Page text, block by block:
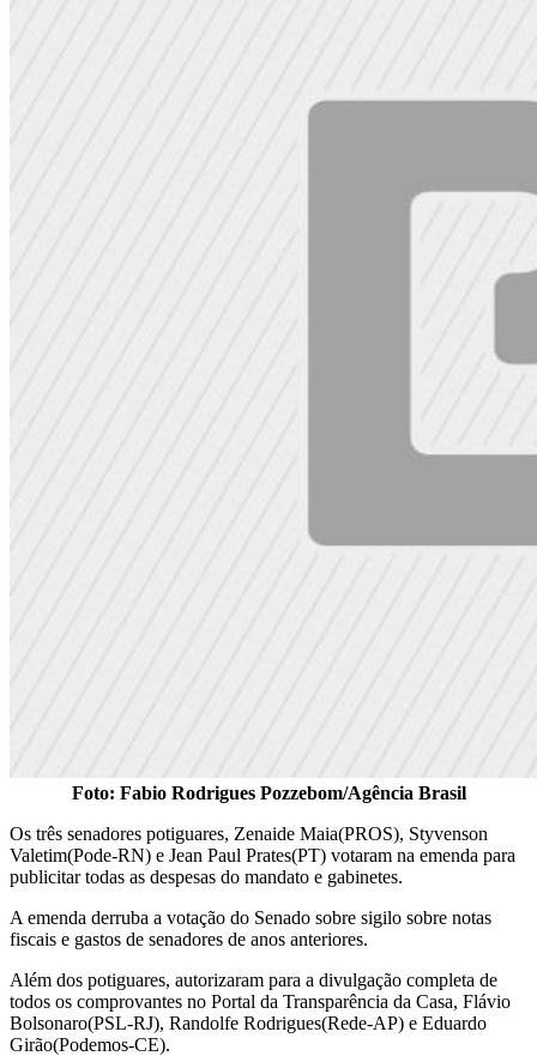
Foto: Fabio Rodrigues Pozzebom/Agência Brasil
Os três senadores potiguares, Zenaide Maia(PROS), Styvenson
Valetim(Pode-RN) e Jean Paul Prates(PT) votaram na emenda para
publicitar todas as despesas do mandato e gabinetes.
A emenda derruba a votação do Senado sobre sigilo sobre notas
fiscais e gastos de senadores de anos anteriores.
Além dos potiguares, autorizaram para a divulgação completa de
todos os comprovantes no Portal da Transparência da Casa, Flávio
Bolsonaro(PSL-RJ), Randolfe Rodrigues(Rede-AP) e Eduardo
Girão(Podemos-CE).